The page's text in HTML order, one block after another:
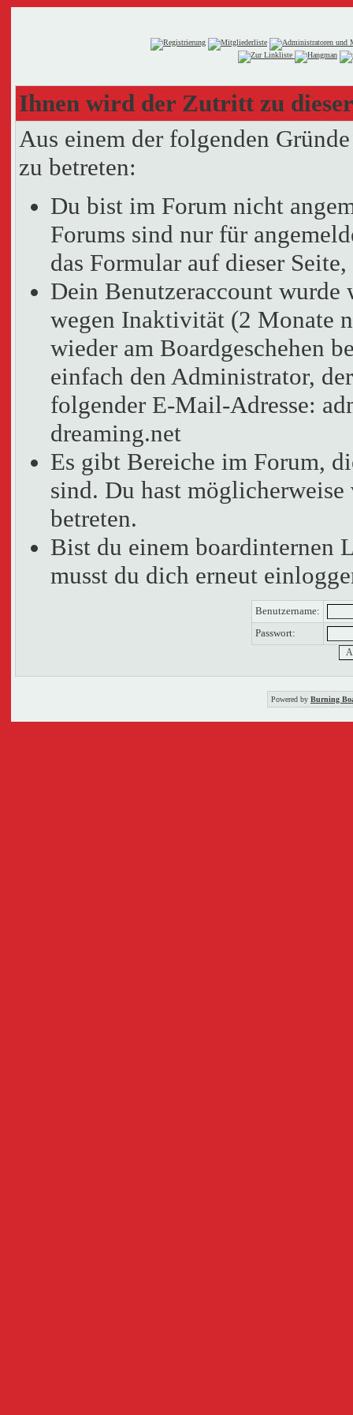
Ihnen wird der Zutritt zu
Aus einem der folgenden
zu betreten:
Du bist im Forum nicht
Forums sind nur für
das Formular auf dieser
Dein Benutzeraccount wurde
wegen Inaktivität (2 Monate
wieder am Boardgeschehen
einfach den Administrator,
folgender E-Mail-Adresse:
dreaming.net
Es gibt Bereiche im Forum,
sind. Du hast
betreten.
Bist du einem boardinternen
musst du dich erneut
Benutzername:
Passwort:
Powered by Burning